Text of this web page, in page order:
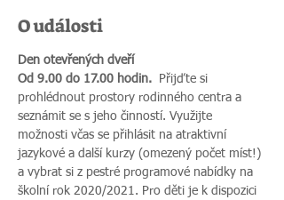
O události
Den otevřených dveří
Od 9.00 do 17.00 hodin.
Přijďte si
prohlédnout prostory rodinného centra a
seznámit se s jeho činností. Využijte
možnosti včas se přihlásit na atraktivní
jazykové a další kurzy (omezený počet míst!)
a vybrat si z pestré programové nabídky na
školní rok 2020/2021. Pro děti je k dispozici